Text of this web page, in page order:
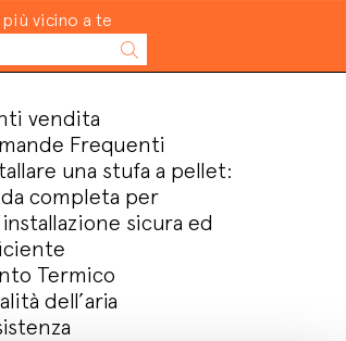
più vicino a te
vendita
Frequenti
una stufa a pellet:
completa per
sicura ed
Termico
dell’aria